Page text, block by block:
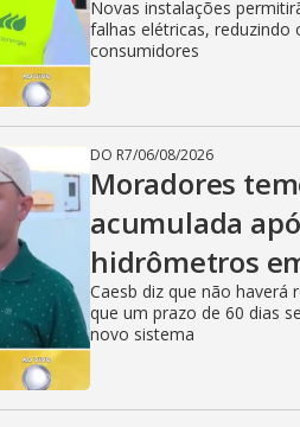
Novas instalações
falhas elétricas,
consumidores
DO R7/06/08/2026
Moradores
acumulada
hidrômetros
Caesb diz que não haverá
que um prazo de 60 dias
novo sistema